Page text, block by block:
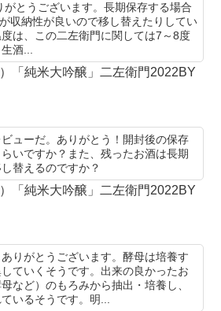
とうございます。長期保存する場合
収納性が良いので移し替えたりしてい
は、この二左衛門に関しては7～8度
酒...
「純米大吟醸」二左衛門2022BY
ューだ。ありがとう！開封後の保存
いですか？また、残ったお酒は長期
替えるのですか？
「純米大吟醸」二左衛門2022BY
りがとうございます。酵母は培養す
ていくそうです。出来の良かったお
など）のもろみから抽出・培養し、
いるそうです。明...